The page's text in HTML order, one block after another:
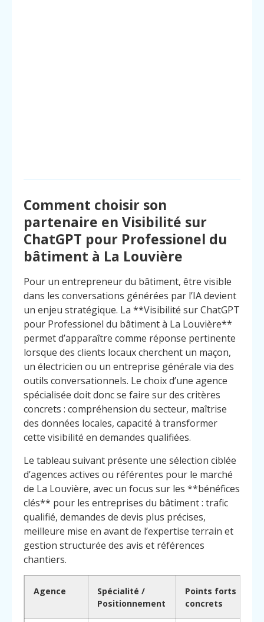
Comment choisir son
partenaire en Visibilité sur
ChatGPT pour Professionel du
bâtiment à La Louvière
Pour un entrepreneur du bâtiment, être visible
dans les conversations générées par l’IA devient
un enjeu stratégique. La **Visibilité sur ChatGPT
pour Professionel du bâtiment à La Louvière**
permet d’apparaître comme réponse pertinente
lorsque des clients locaux cherchent un maçon,
un électricien ou un entreprise générale via des
outils conversationnels. Le choix d’une agence
spécialisée doit donc se faire sur des critères
concrets : compréhension du secteur, maîtrise
des données locales, capacité à transformer
cette visibilité en demandes qualifiées.
Le tableau suivant présente une sélection ciblée
d’agences actives ou référentes pour le marché
de La Louvière, avec un focus sur les **bénéfices
clés** pour les entreprises du bâtiment : trafic
qualifié, demandes de devis plus précises,
meilleure mise en avant de l’expertise terrain et
gestion structurée des avis et références
chantiers.
Agence
Spécialité /
Positionnement
Points forts
concrets